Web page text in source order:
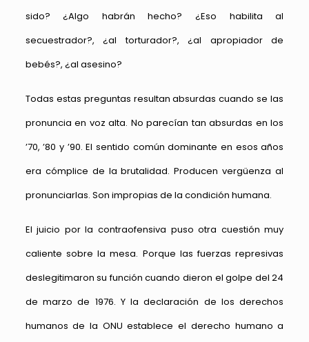
sido? ¿Algo habrán hecho? ¿Eso habilita al
secuestrador?, ¿al torturador?, ¿al apropiador de
bebés?, ¿al asesino?
Todas estas preguntas resultan absurdas cuando se las
pronuncia en voz alta. No parecían tan absurdas en los
’70, ’80 y ’90. El sentido común dominante en esos años
era cómplice de la brutalidad. Producen vergüenza al
pronunciarlas. Son impropias de la condición humana.
El juicio por la contraofensiva puso otra cuestión muy
caliente sobre la mesa. Porque las fuerzas represivas
deslegitimaron su función cuando dieron el golpe del 24
de marzo de 1976. Y la declaración de los derechos
humanos de la ONU establece el derecho humano a